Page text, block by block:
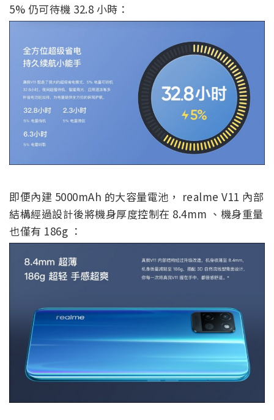
5% 仍可待機 32.8 小時：
即便內建 5000mAh 的大容量電池， realme V11 內部
結構經過設計後將機身厚度控制在 8.4mm 、機身重量
也僅有 186g ：